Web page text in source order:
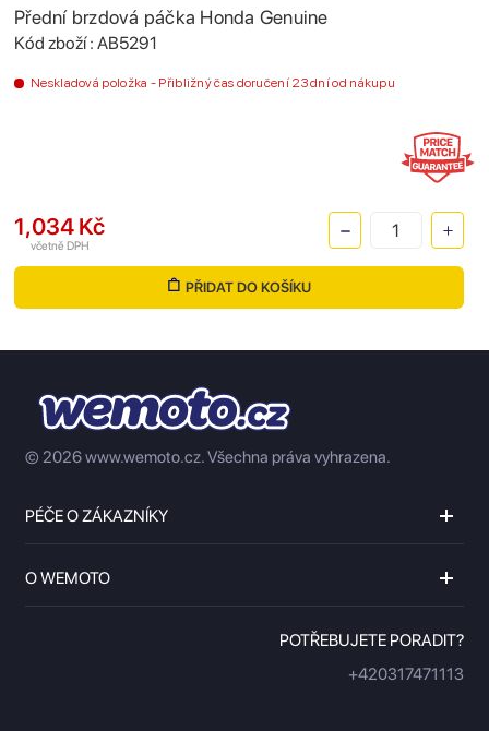
Přední brzdová páčka Honda Genuine
Kód zboží : AB5291
Neskladová položka - Přibližný čas doručení 23 dní od nákupu
1,034 Kč
včetně DPH
PŘIDAT DO KOŠÍKU
© 2026 www.wemoto.cz.Všechna práva vyhrazena.
PÉČE O ZÁKAZNÍKY
O WEMOTO
POTŘEBUJETE PORADIT?
+420317471113